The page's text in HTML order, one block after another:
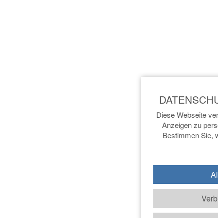
Diese Webseite
Anzeigen zu
Bestimmen Sie,